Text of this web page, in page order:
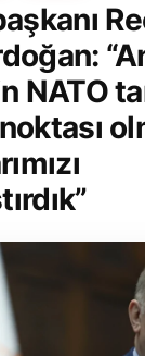
Üst Kurullar
NATO